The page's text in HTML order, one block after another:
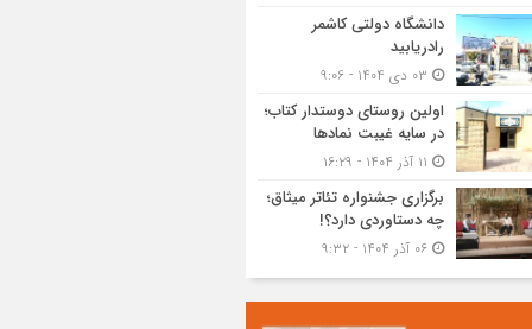
دانشگاه دولتی کاشمر‌
رادریابید
اولین روستای دوستدار کتاب؛
در سایه غیبت نمادها
برگزاری جشنواره تئاتر میثاق؛
چه دستاوردی دارد؟!